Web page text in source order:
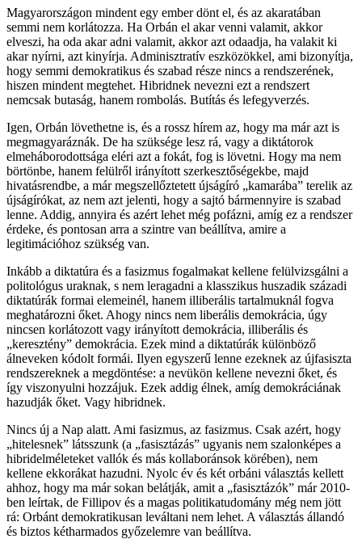
Magyarországon mindent egy ember dönt el, és az akaratában
semmi nem korlátozza. Ha Orbán el akar venni valamit, akkor
elveszi, ha oda akar adni valamit, akkor azt odaadja, ha valakit ki
akar nyírni, azt kinyírja. Adminisztratív eszközökkel, ami bizonyítja,
hogy semmi demokratikus és szabad része nincs a rendszerének,
hiszen mindent megtehet. Hibridnek nevezni ezt a rendszert
nemcsak butaság, hanem rombolás. Butítás és lefegyverzés.
Igen, Orbán lövethetne is, és a rossz hírem az, hogy ma már azt is
megmagyaráznák. De ha szüksége lesz rá, vagy a diktátorok
elmeháborodottsága eléri azt a fokát, fog is lövetni. Hogy ma nem
börtönbe, hanem felülről irányított szerkesztőségekbe, majd
hivatásrendbe, a már megszellőztetett újságíró „kamarába” terelik az
újságírókat, az nem azt jelenti, hogy a sajtó bármennyire is szabad
lenne. Addig, annyira és azért lehet még pofázni, amíg ez a rendszer
érdeke, és pontosan arra a szintre van beállítva, amire a
legitimációhoz szükség van.
Inkább a diktatúra és a fasizmus fogalmakat kellene felülvizsgálni a
politológus uraknak, s nem leragadni a klasszikus huszadik századi
diktatúrák formai elemeinél, hanem illiberális tartalmuknál fogva
meghatározni őket. Ahogy nincs nem liberális demokrácia, úgy
nincsen korlátozott vagy irányított demokrácia, illiberális és
„keresztény” demokrácia. Ezek mind a diktatúrák különböző
álneveken kódolt formái. Ilyen egyszerű lenne ezeknek az újfasiszta
rendszereknek a megdöntése: a nevükön kellene nevezni őket, és
így viszonyulni hozzájuk. Ezek addig élnek, amíg demokráciának
hazudják őket. Vagy hibridnek.
Nincs új a Nap alatt. Ami fasizmus, az fasizmus. Csak azért, hogy
„hitelesnek” látsszunk (a „fasisztázás” ugyanis nem szalonképes a
hibridelméleteket vallók és más kollaboránsok körében), nem
kellene ekkorákat hazudni. Nyolc év és két orbáni választás kellett
ahhoz, hogy ma már sokan belátják, amit a „fasisztázók” már 2010-
ben leírtak, de Fillipov és a magas politikatudomány még nem jött
rá: Orbánt demokratikusan leváltani nem lehet. A választás állandó
és biztos kétharmados győzelemre van beállítva.